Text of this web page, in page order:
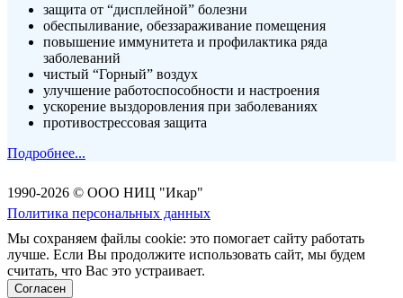
защита от “дисплейной” болезни
обеспыливание, обеззараживание помещения
повышение иммунитета и профилактика ряда
заболеваний
чистый “Горный” воздух
улучшение работоспособности и настроения
ускорение выздоровления при заболеваниях
противострессовая защита
Подробнее...
1990-2026 © ООО НИЦ "Икар"
Политика персональных данных
Мы сохраняем файлы cookie: это помогает сайту работать
лучше. Если Вы продолжите использовать сайт, мы будем
считать, что Вас это устраивает.
Согласен